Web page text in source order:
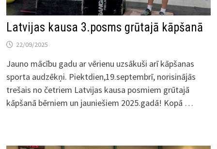
Latvijas kausa 3.posms grūtajā kāpšanā
22/09/2025
Jauno mācību gadu ar vērienu uzsākuši arī kāpšanas
sporta audzēkņi. Piektdien,19.septembrī, norisinājās
trešais no četriem Latvijas kausa posmiem grūtajā
kāpšanā bērniem un jauniešiem 2025.gadā! Kopā …